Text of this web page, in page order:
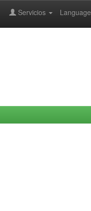
Language
Servicios